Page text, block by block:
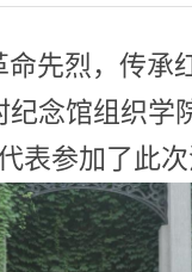
命先烈，传承
纪念馆组织学
表参加了此次